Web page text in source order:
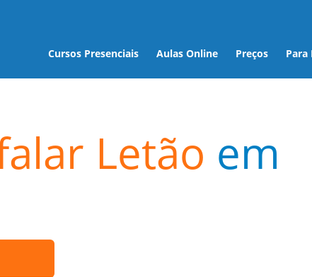
Cursos Presenciais Aulas Online Preços Para
Letão em